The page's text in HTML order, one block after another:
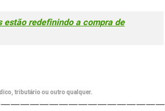
redefinindo a compra de
tributário ou outro qualquer.